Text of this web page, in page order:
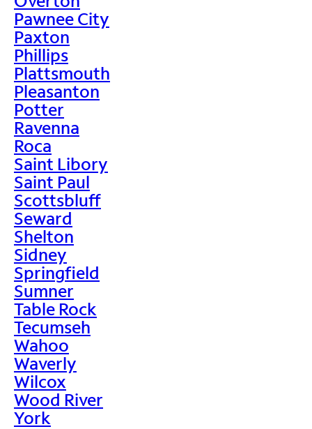
Pawnee City
Paxton
Phillips
Plattsmouth
Pleasanton
Potter
Ravenna
Roca
Saint Libory
Saint Paul
Scottsbluff
Seward
Shelton
Sidney
Springfield
Sumner
Table Rock
Tecumseh
Wahoo
Waverly
Wilcox
Wood River
York